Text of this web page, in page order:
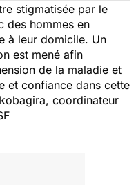
stigmatisée par le
des hommes en
à leur domicile. Un
est mené afin
de la maladie et
et confiance dans cette
coordinateur